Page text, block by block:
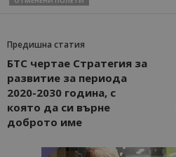
Предишна статия
БТС чертае Стратегия за
развитие за периода
2020-2030 година, с
която да си върне
доброто име